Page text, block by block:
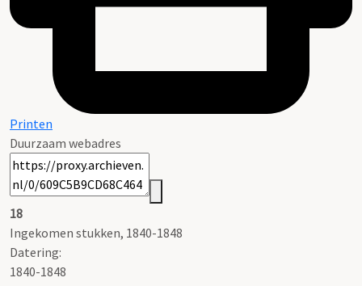
Printen
Duurzaam webadres
18
Ingekomen stukken, 1840-1848
Datering:
1840-1848